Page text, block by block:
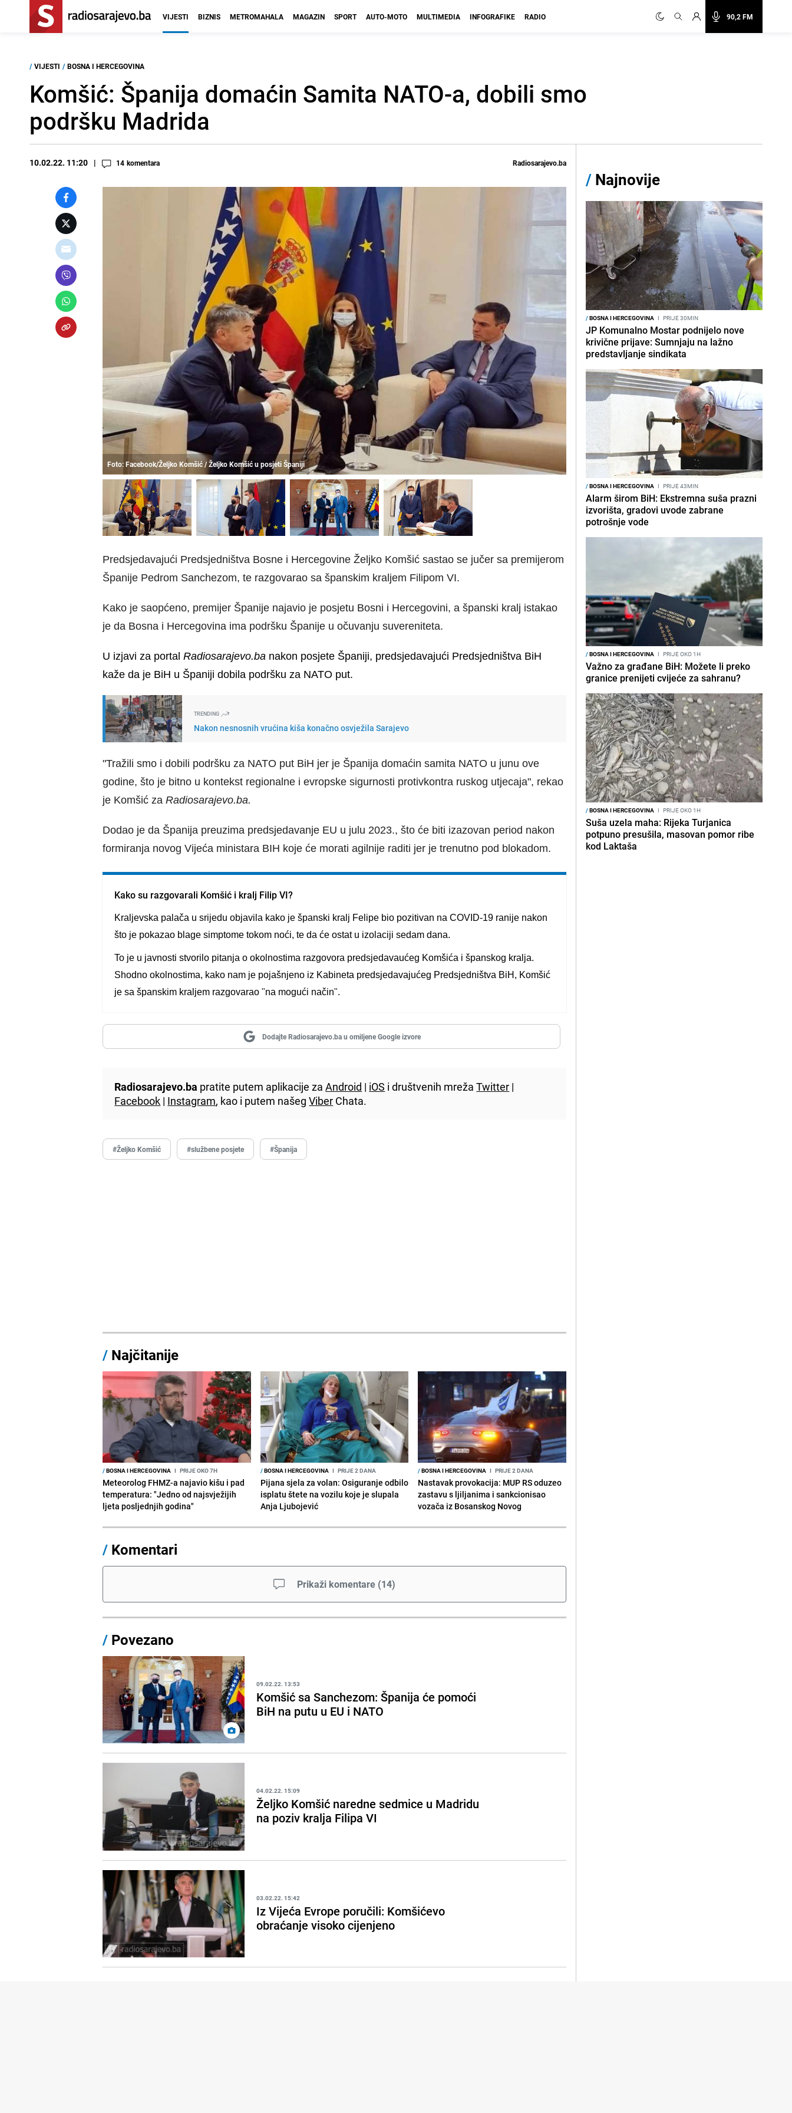
90,2 FM
VIJESTI BIZNIS METROMAHALA MAGAZIN SPORT AUTO-MOTO MULTIMEDIA INFOGRAFIKE RADIO
/ VIJESTI / BOSNA I HERCEGOVINA
Komšić: Španija domaćin Samita NATO-a, dobili smo
podršku Madrida
10.02.22. 11:20 14 komentara Radiosarajevo.ba
Foto: Facebook/Željko Komšić / Željko Komšić u posjeti Španiji
Predsjedavajući Predsjedništva Bosne i HercegovineŽeljko Komšić sastao se jučer sa premijerom
Španije Pedrom Sanchezom, te razgovarao sa španskim kraljem Filipom VI.
Kako je saopćeno, premijer Španije najavio je posjetu Bosni i Hercegovini, a španski kralj istakao
je da Bosna i Hercegovina ima podršku Španije u očuvanju suvereniteta.
U izjavi za portalRadiosarajevo.ba nakon posjete Španiji, predsjedavajući Predsjedništva BiH
kaže da je BiH u Španiji dobila podršku za NATO put.
TRENDING
Nakon nesnosnih vrućina kiša konačno osvježila Sarajevo
"Tražili smo i dobili podršku za NATO put BiH jer je Španija domaćin samita NATO u junu ove
godine, što je bitno u kontekst regionalne i evropske sigurnosti protivkontra ruskog utjecaja", rekao
je Komšić zaRadiosarajevo.ba.
Dodao je da Španija preuzima predsjedavanje EU u julu 2023., što će biti izazovan period nakon
formiranja novog Vijeća ministara BIH koje će morati agilnije raditi jer je trenutno pod blokadom.
Kako su razgovarali Komšić i kralj Filip VI?
Kraljevska palača u srijedu objavila kako ješpanski kralj Felipe bio pozitivan na COVID-19 ranije nakon
što je pokazao blage simptome tokom noći, te da će ostat u izolaciji sedam dana.
To je u javnosti stvorilo pitanja o okolnostima razgovora predsjedavaućeg Komšića i španskog kralja.
Shodno okolnostima, kako nam je pojašnjeno iz Kabineta predsjedavajućeg Predsjedništva BiH, Komšić
je sa španskim kraljem razgovarao"na mogući način".
Dodajte Radiosarajevo.ba u omiljene Google izvore
Radiosarajevo.ba pratite putem aplikacije zaAndroid | iOS i društvenih mrežaTwitter |
Facebook | Instagram, kao i putem našegViber Chata.
#Željko Komšić #službene posjete #Španija
/ Najčitanije
/BOSNA I HERCEGOVINA I PRIJE OKO 7H
Meteorolog FHMZ-a najavio kišu i pad
temperatura: "Jedno od najsvježijih
ljeta posljednjih godina"
/BOSNA I HERCEGOVINA I PRIJE 2 DANA
Pijana sjela za volan: Osiguranje odbilo
isplatu štete na vozilu koje je slupala
Anja Ljubojević
/BOSNA I HERCEGOVINA I PRIJE 2 DANA
Nastavak provokacija: MUP RS oduzeo
zastavu s ljiljanima i sankcionisao
vozača iz Bosanskog Novog
/ Komentari
Prikaži komentare (14)
/ Povezano
09.02.22. 13:53
Komšić sa Sanchezom: Španija će pomoći
BiH na putu u EU i NATO
04.02.22. 15:09
Željko Komšić naredne sedmice u Madridu
na poziv kralja Filipa VI
03.02.22. 15:42
Iz Vijeća Evrope poručili: Komšićevo
obraćanje visoko cijenjeno
/ Najnovije
/BOSNA I HERCEGOVINA I PRIJE 30MIN
JP Komunalno Mostar podnijelo nove
krivične prijave: Sumnjaju na lažno
predstavljanje sindikata
/BOSNA I HERCEGOVINA I PRIJE 43MIN
Alarm širom BiH: Ekstremna suša prazni
izvorišta, gradovi uvode zabrane
potrošnje vode
/BOSNA I HERCEGOVINA I PRIJE OKO 1H
Važno za građane BiH: Možete li preko
granice prenijeti cvijeće za sahranu?
/BOSNA I HERCEGOVINA I PRIJE OKO 1H
Suša uzela maha: Rijeka Turjanica
potpuno presušila, masovan pomor ribe
kod Laktaša